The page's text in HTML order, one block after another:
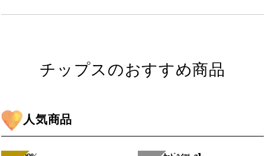
チップスのおすすめ商品
人気商品